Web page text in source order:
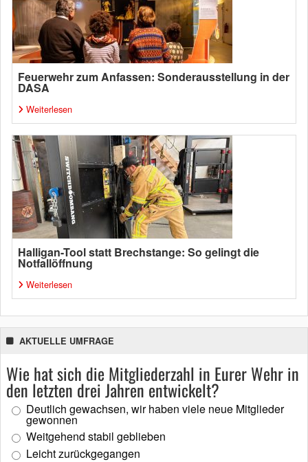
Feuerwehr zum Anfassen: Sonderausstellung in der
DASA
Weiterlesen
Halligan-Tool statt Brechstange: So gelingt die
Notfallöffnung
Weiterlesen
AKTUELLE UMFRAGE
Wie hat sich die Mitgliederzahl in Eurer Wehr in
den letzten drei Jahren entwickelt?
Deutlich gewachsen, wir haben viele neue Mitglieder
gewonnen
Weitgehend stabil geblieben
Leicht zurückgegangen